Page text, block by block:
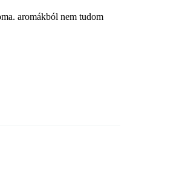
aromákból nem tudom